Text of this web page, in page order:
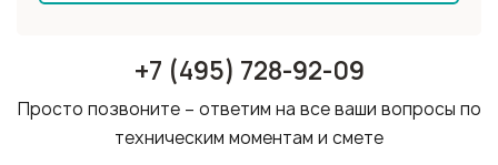
+7 (495) 728-92-09
Просто позвоните – ответим на все ваши вопросы по
техническим моментам и смете